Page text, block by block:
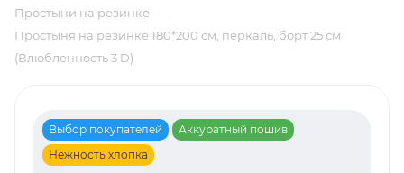
Простыни на резинке —
Простыня на резинке 180*200 см, перкаль, борт 25 см
(Влюбленность 3 D)
Выбор покупателей
Аккуратный пошив
Нежность хлопка